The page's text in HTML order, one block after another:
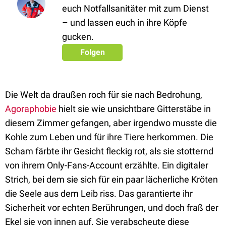
euch Notfallsanitäter mit zum Dienst
– und lassen euch in ihre Köpfe
gucken.
Folgen
Die Welt da draußen roch für sie nach Bedrohung,
Agoraphobie hielt sie wie unsichtbare Gitterstäbe in
diesem Zimmer gefangen, aber irgendwo musste die
Kohle zum Leben und für ihre Tiere herkommen. Die
Scham färbte ihr Gesicht fleckig rot, als sie stotternd
von ihrem Only-Fans-Account erzählte. Ein digitaler
Strich, bei dem sie sich für ein paar lächerliche Kröten
die Seele aus dem Leib riss. Das garantierte ihr
Sicherheit vor echten Berührungen, und doch fraß der
Ekel sie von innen auf. Sie verabscheute diese